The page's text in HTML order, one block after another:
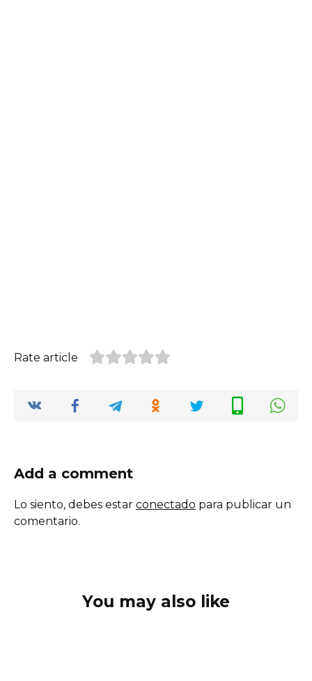
Rate article
Add a comment
Lo siento, debes estar conectado para publicar un
comentario.
You may also like